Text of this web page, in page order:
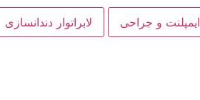
ایمپلنت و جراحی لابراتوار دندانسازی